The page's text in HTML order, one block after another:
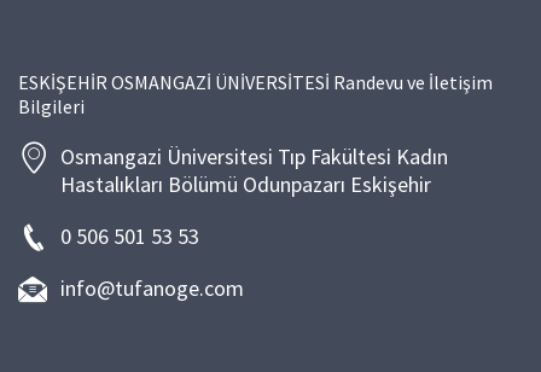
ESKİŞEHİR OSMANGAZİ ÜNİVERSİTESİ Randevu ve İletişim
Bilgileri
Osmangazi Üniversitesi Tıp Fakültesi Kadın
Hastalıkları Bölümü Odunpazarı Eskişehir
0 506 501 53 53
info@tufanoge.com